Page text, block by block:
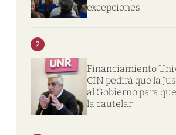
excepciones
2
Financiamiento
CIN pedirá que la
al Gobierno para
la cautelar